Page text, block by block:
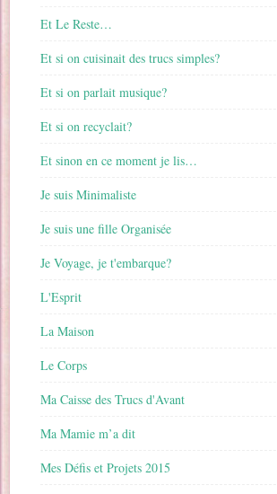
Et Le Reste…
Et si on cuisinait des trucs simples?
Et si on parlait musique?
Et si on recyclait?
Et sinon en ce moment je lis…
Je suis Minimaliste
Je suis une fille Organisée
Je Voyage, je t'embarque?
L'Esprit
La Maison
Le Corps
Ma Caisse des Trucs d'Avant
Ma Mamie m’a dit
Mes Défis et Projets 2015